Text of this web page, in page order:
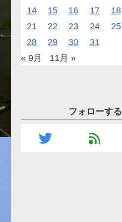
14 15 16 17 18
21
22 23 24 25
28
29 30
31
« 9月
11月 »
フォローする
twitter feed